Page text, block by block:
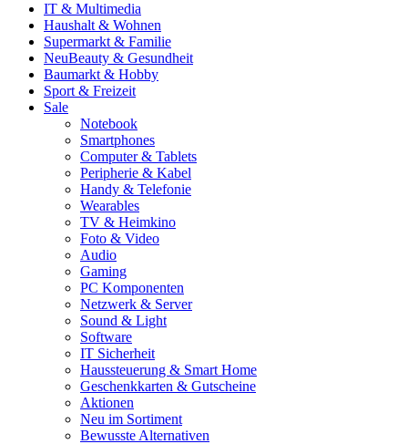
IT & Multimedia
Haushalt & Wohnen
Supermarkt & Familie
NeuBeauty & Gesundheit
Baumarkt & Hobby
Sport & Freizeit
Sale
Notebook
Smartphones
Computer & Tablets
Peripherie & Kabel
Handy & Telefonie
Wearables
TV & Heimkino
Foto & Video
Audio
Gaming
PC Komponenten
Netzwerk & Server
Sound & Light
Software
IT Sicherheit
Haussteuerung & Smart Home
Geschenkkarten & Gutscheine
Aktionen
Neu im Sortiment
Bewusste Alternativen